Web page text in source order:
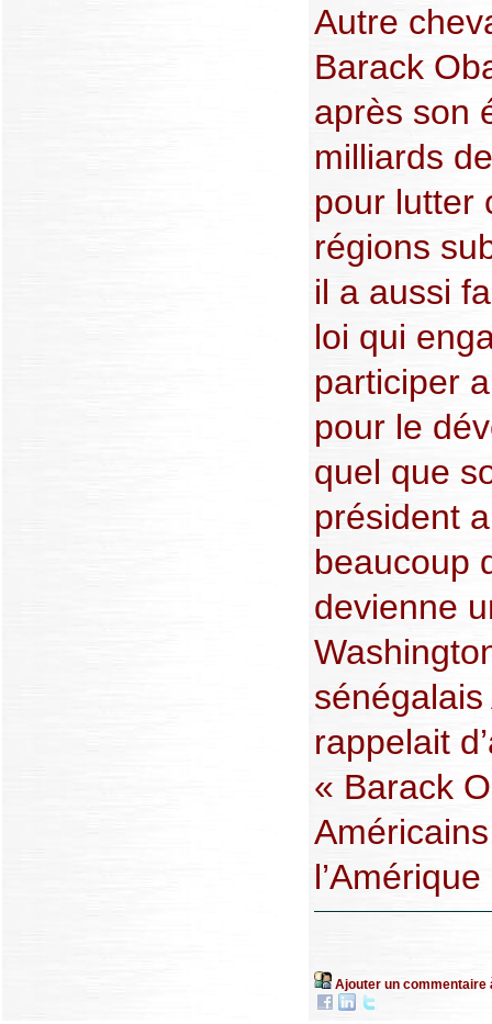
Autre
Barack
après son
milliards
pour lutter
régions
il a aussi
loi qui
participer
pour le
quel que
président
beaucoup
devienne
rappelait
« Barack
l’Amérique
Ajouter un commentaire